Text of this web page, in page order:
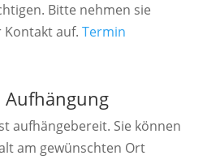
Bitte nehmen sie
auf. Termin
Aufhängung
aufhängebereit. Sie können
am gewünschten Ort